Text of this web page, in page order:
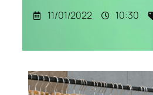
11/01/2022 10:30